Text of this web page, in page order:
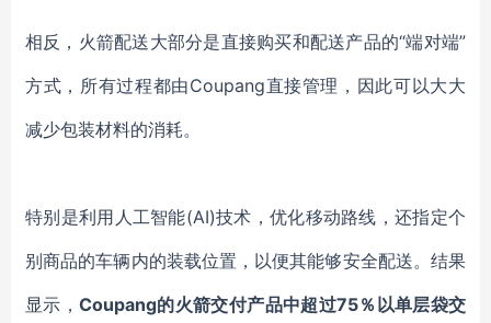
相反，火箭配送大部分是直接购买和配送产品的“端对端”
方式，所有过程都由Coupang直接管理，因此可以大大
减少包装材料的消耗。
特别是利用人工智能(AI)技术，优化移动路线，还指定个
别商品的车辆内的装载位置， 以便其能够安全配送。结果
显示 ，Coupang的火箭交付产品中超过75％以单层袋交